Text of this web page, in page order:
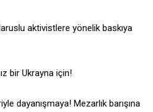
aktivistlere yönelik baskıya
bir Ukrayna için!
dayanışmaya! Mezarlık barışına